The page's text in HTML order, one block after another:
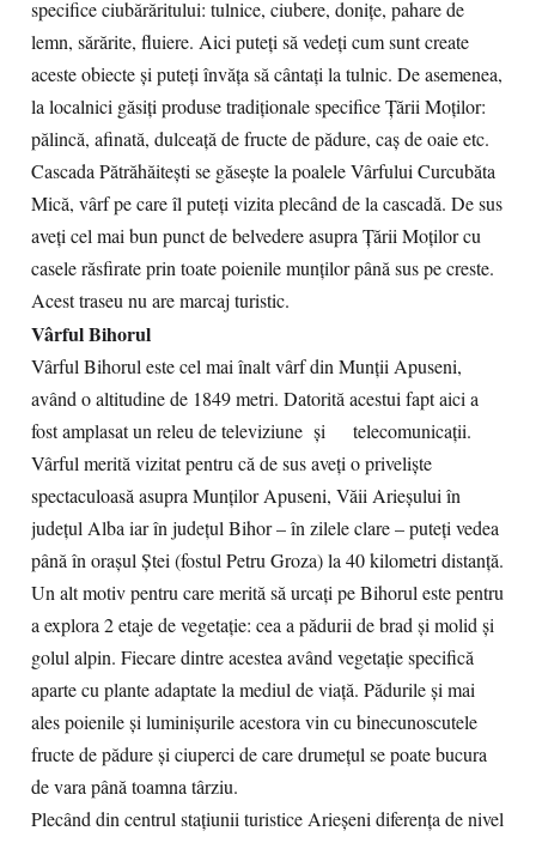
specifice ciubărăritului: tulnice, ciubere, doniţe, pahare de
lemn, sărărite, fluiere. Aici puteţi să vedeţi cum sunt create
aceste obiecte şi puteţi învăţa să cântaţi la tulnic. De asemenea,
la localnici găsiţi produse tradiţionale specifice Țării Moţilor:
pălincă, afinată, dulceaţă de fructe de pădure, caş de oaie etc.
Cascada Pătrăhăitești se găseşte la poalele Vârfului Curcubăta
Mică, vârf pe care îl puteţi vizita plecând de la cascadă. De sus
aveţi cel mai bun punct de belvedere asupra Ţării Moților cu
casele răsfirate prin toate poienile munţilor până sus pe creste.
Acest traseu nu are marcaj turistic.
Vârful Bihorul
Vârful Bihorul este cel mai înalt vârf din Munţii Apuseni,
având o altitudine de 1849 metri. Datorită acestui fapt aici a
fost amplasat un releu de televiziune şi telecomunicaţii.
Vârful merită vizitat pentru că de sus aveţi o privelişte
spectaculoasă asupra Munţilor Apuseni, Văii Arieşului în
judeţul Alba iar în județul Bihor – în zilele clare – puteţi vedea
până în oraşul Ștei (fostul Petru Groza) la 40 kilometri distanţă.
Un alt motiv pentru care merită să urcați pe Bihorul este pentru
a explora 2 etaje de vegetaţie: cea a pădurii de brad şi molid şi
golul alpin. Fiecare dintre acestea având vegetaţie specifică
aparte cu plante adaptate la mediul de viaţă. Pădurile şi mai
ales poienile şi luminişurile acestora vin cu binecunoscutele
fructe de pădure şi ciuperci de care drumeţul se poate bucura
de vara până toamna târziu.
Plecând din centrul staţiunii turistice Arieşeni diferenţa de nivel